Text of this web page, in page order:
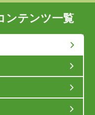
ンテンツ一覧